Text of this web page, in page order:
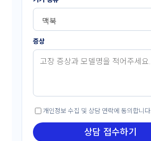
증상
개인정보 수집 및 상담 연락에 동의합니다.
상담 접수하기